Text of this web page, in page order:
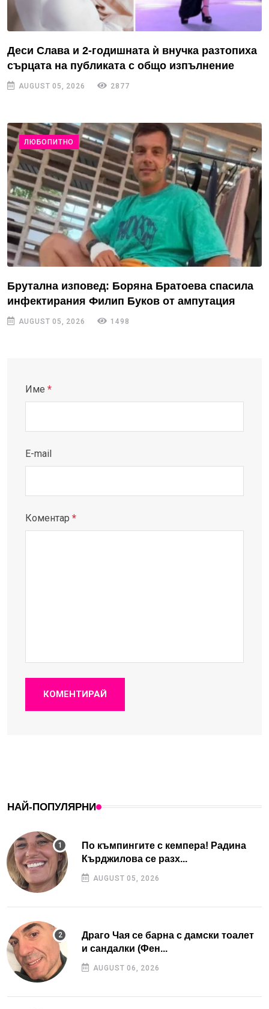
Деси Слава и 2-годишната ѝ внучка разтопиха
сърцата на публиката с общо изпълнение
AUGUST 05, 2026 2877
ЛЮБОПИТНО
Брутална изповед: Боряна Братоева спасила
инфектирания Филип Буков от ампутация
AUGUST 05, 2026 1498
Име *
E-mail
Коментар *
КОМЕНТИРАЙ
НАЙ-ПОПУЛЯРНИ
По къмпингите с кемпера! Радина
Кърджилова се разх...
AUGUST 05, 2026
Драго Чая се барна с дамски тоалет
и сандалки (Фен...
AUGUST 06, 2026